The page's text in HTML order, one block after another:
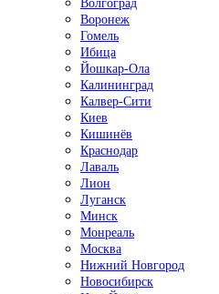
Волгоград
Воронеж
Гомель
Ибица
Йошкар-Ола
Калининград
Калвер-Сити
Киев
Кишинёв
Краснодар
Лаваль
Лион
Луганск
Минск
Монреаль
Москва
Нижний Новгород
Новосибирск